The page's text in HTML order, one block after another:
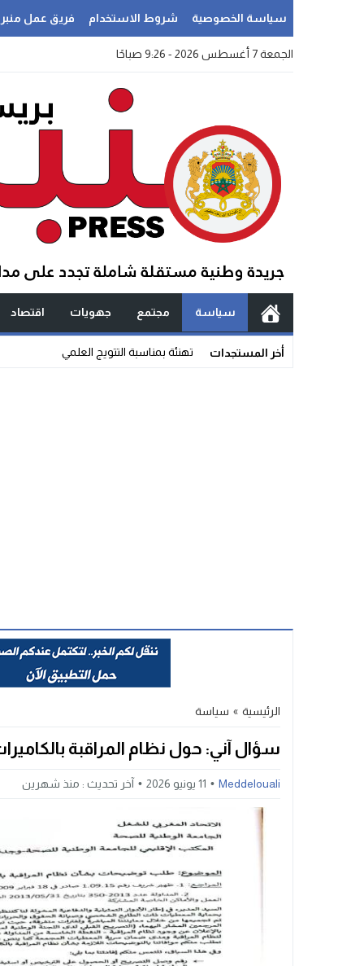
سياسة الخصوصية شروط الاستخدام فريق عمل
الجمعة 7 أغسطس 2026 - 9:26 صباحًا
سياسة مجتمع جهويات اقتصاد
أخر المستجدات سؤال آني: _
الرئيسية » سياسة
سؤال آني: حول نظام المراقبة
Meddelouali 11 يونيو 2026 آخر تحديث : منذ شهرين